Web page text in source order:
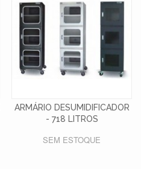
ARMÁRIO DESUMIDIFICADOR
- 718 LITROS
SEM ESTOQUE